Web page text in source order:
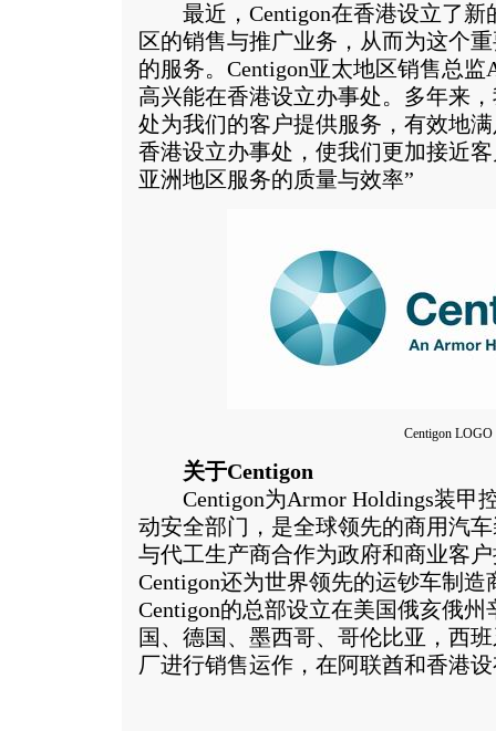
最近，Centigon在香港设立了新
区的销售与推广业务，从而为这个
的服务。Centigon亚太地区销售总监
高兴能在香港设立办事处。多年来
处为我们的客户提供服务，有效地
香港设立办事处，使我们更加接近
亚洲地区服务的质量与效率”
Centigon LOGO
关于Centigon
Centigon为Armor Holdings装甲
动安全部门，是全球领先的商用汽
与代工生产商合作为政府和商业客
Centigon还为世界领先的运钞车制
Centigon的总部设立在美国俄亥俄
国、德国、墨西哥、哥伦比亚，西
厂进行销售运作，在阿联酋和香港